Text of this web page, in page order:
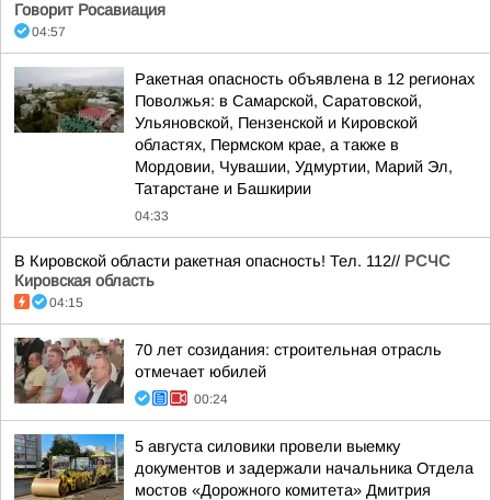
Говорит Росавиация
04:57
Ракетная опасность объявлена в 12 регионах
Поволжья: в Самарской, Саратовской,
Ульяновской, Пензенской и Кировской
областях, Пермском крае, а также в
Мордовии, Чувашии, Удмуртии, Марий Эл,
Татарстане и Башкирии
04:33
В Кировской области ракетная опасность! Тел. 112// РСЧС
Кировская область
04:15
70 лет созидания: строительная отрасль
отмечает юбилей
00:24
5 августа силовики провели выемку
документов и задержали начальника Отдела
мостов «Дорожного комитета» Дмитрия